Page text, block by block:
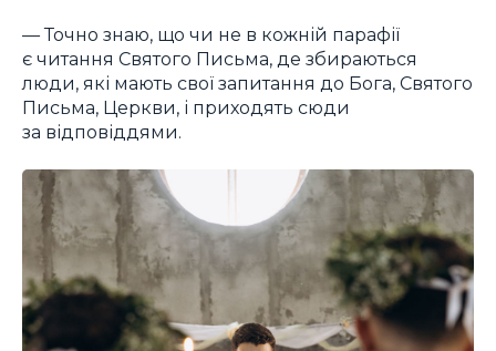
— Точно знаю, що чи не в кожній парафії
є читання Святого Письма, де збираються
люди, які мають свої запитання до Бога, Святого
Письма, Церкви, і приходять сюди
за відповіддями.